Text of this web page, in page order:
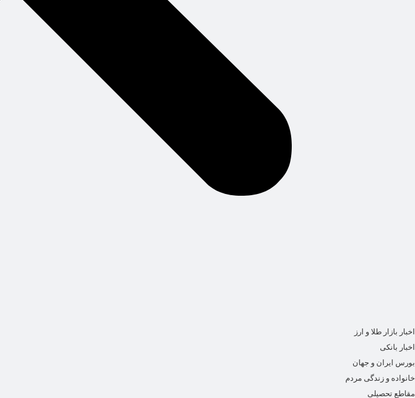
اخبار بازار طلا و ارز
اخبار بانکی
بورس ایران و جهان
خانواده و زندگی مردم
مقاطع تحصیلی